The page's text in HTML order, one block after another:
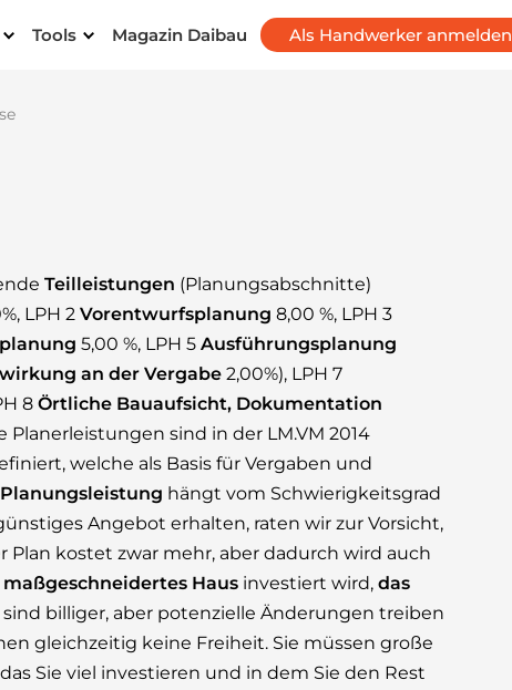
Tools Magazin Daibau Als Handwerker anmelden
Teilleistungen (Planungsabschnitte)
LPH 2Vorentwurfsplanung 8,00 %, LPH 3
5,00 %, LPH 5Ausführungsplanung
an der Vergabe 2,00%), LPH 7
8Örtliche Bauaufsicht, Dokumentation
Planerleistungen sind in der LM.VM 2014
welche als Basis für Vergaben und
hängt vom Schwierigkeitsgrad
Angebot erhalten, raten wir zur Vorsicht,
Plan kostet zwar mehr, aber dadurch wird auch
maßgeschneidertes Haus investiert wird,das
sind billiger, aber potenzielle Änderungen treiben
gleichzeitig keine Freiheit. Sie müssen große
Sie viel investieren und in dem Sie den Rest